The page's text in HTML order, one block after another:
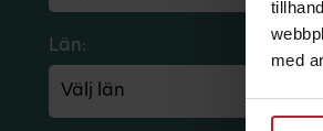
med
Län: